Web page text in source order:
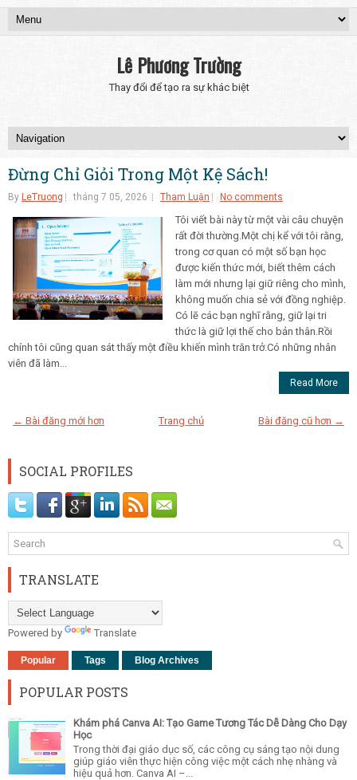
Lê Phương Trường
Thay đổi để tạo ra sự khác biệt
Đừng Chỉ Giỏi Trong Một Kệ Sách!
By LeTruong tháng 7 05, 2026 Tham Luận No comments
Tôi viết bài này từ một vài câu chuyện
rất đời thường.Một chị kể với tôi rằng,
trong cơ quan có một số bạn học
được kiến thức mới, biết thêm cách
làm mới nhưng lại giữ riêng cho mình,
không muốn chia sẻ với đồng nghiệp.
Có lẽ các bạn nghĩ rằng, giữ lại tri
thức là giữ lợi thế cho bản thân.Rồi
chính tôi cũng quan sát thấy một điều khiến mình trăn trở.Có những nhân
viên đã làm...
Read More
← Bài đăng mới hơn Bài đăng cũ hơn →
Trang chủ
SOCIAL PROFILES
TRANSLATE
Powered by Translate
Popular Tags Blog Archives
POPULAR POSTS
Khám phá Canva AI: Tạo Game Tương Tác Dễ Dàng Cho Dạy
Học
Trong thời đại giáo dục số, các công cụ sáng tạo nội dung
giúp giáo viên thực hiện công việc một cách nhẹ nhàng và
hiệu quả hơn. Canva AI –...